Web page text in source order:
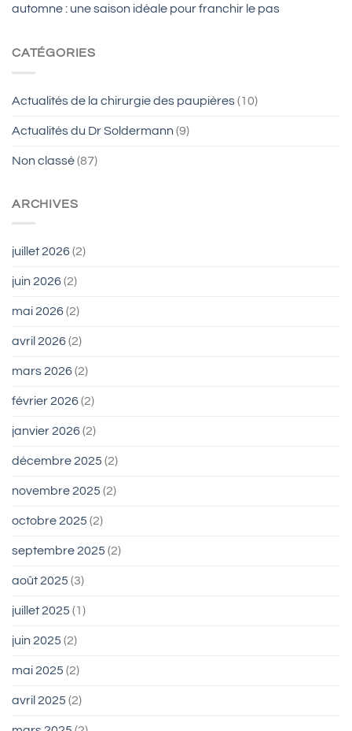
automne : une saison idéale pour franchir le pas
CATÉGORIES
Actualités de la chirurgie des paupières(10)
Actualités du Dr Soldermann (9)
Non classé(87)
ARCHIVES
juillet 2026(2)
juin 2026(2)
mai 2026(2)
avril 2026(2)
mars 2026(2)
février 2026(2)
janvier 2026(2)
décembre 2025 (2)
novembre 2025 (2)
octobre 2025 (2)
septembre 2025 (2)
août 2025 (3)
juillet 2025 (1)
juin 2025 (2)
mai 2025 (2)
avril 2025 (2)